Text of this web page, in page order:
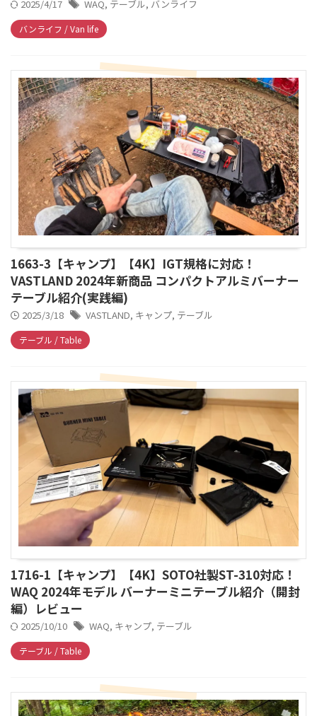
2025/4/17 WAQ, テーブル, バンライフ
バンライフ / Van life
1663-3【キャンプ】【4K】IGT規格に対応！
VASTLAND 2024年新商品 コンパクトアルミバーナー
テーブル紹介(実践編)
2025/3/18 VASTLAND, キャンプ, テーブル
テーブル / Table
1716-1【キャンプ】【4K】SOTO社製ST-310対応！
WAQ 2024年モデル バーナーミニテーブル紹介（開封
編）レビュー
2025/10/10 WAQ, キャンプ, テーブル
テーブル / Table